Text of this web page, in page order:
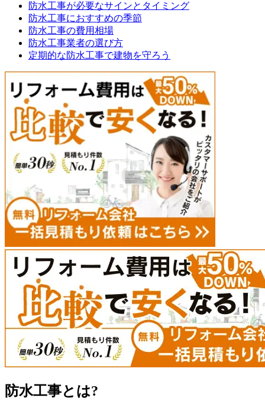
防水工事が必要なサインとタイミング
防水工事におすすめの季節
防水工事の費用相場
防水工事業者の選び方
定期的な防水工事で建物を守ろう
防水工事とは?